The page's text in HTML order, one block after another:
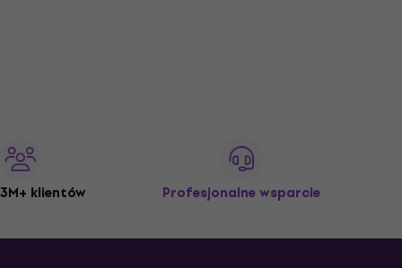
klientów Profesjonalne wsparcie